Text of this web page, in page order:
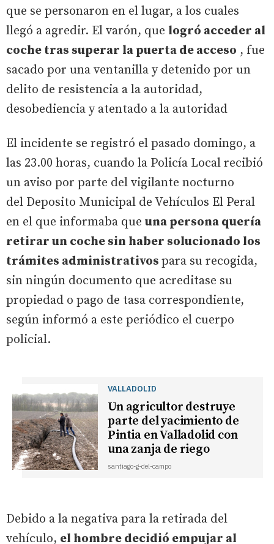
que se personaron en el lugar, a los cuales
llegó a agredir. El varón, que logró acceder al
coche tras superar la puerta de acceso , fue
sacado por una ventanilla y detenido por un
delito de resistencia a la autoridad,
desobediencia y atentado a la autoridad
El incidente se registró el pasado domingo, a
las 23.00 horas, cuando la Policía Local recibió
un aviso por parte del vigilante nocturno
del Deposito Municipal de Vehículos El Peral
en el que informaba que una persona quería
retirar un coche sin haber solucionado los
trámites administrativos para su recogida,
sin ningún documento que acreditase su
propiedad o pago de tasa correspondiente,
según informó a este periódico el cuerpo
policial.
VALLADOLID
Un agricultor destruye
parte del yacimiento de
Pintia en Valladolid con
una zanja de riego
santiago-g-del-campo
Debido a la negativa para la retirada del
vehículo, el hombre decidió empujar al